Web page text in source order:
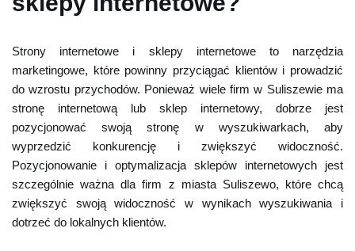
Strony internetowe i sklepy internetowe to narzędzia
marketingowe, które powinny przyciągać klientów i prowadzić
do wzrostu przychodów. Ponieważ wiele firm w Suliszewie ma
stronę internetową lub sklep internetowy, dobrze jest
pozycjonować swoją stronę w wyszukiwarkach, aby
wyprzedzić konkurencję i zwiększyć widoczność.
Pozycjonowanie i optymalizacja sklepów internetowych jest
szczególnie ważna dla firm z miasta Suliszewo, które chcą
zwiększyć swoją widoczność w wynikach wyszukiwania i
dotrzeć do lokalnych klientów.